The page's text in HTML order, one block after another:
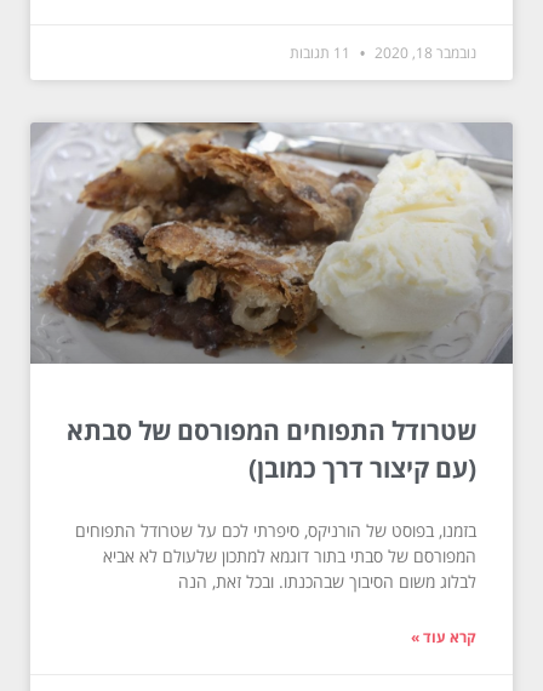
נובמבר 18, 2020
שטרודל התפוחים המפורסם של סבתא
(עם קיצור דרך כמובן)
בזמנו, בפוסט של הורניקס, סיפרתי לכם על שטרודל התפוחים
המפורסם של סבתי בתור דוגמא למתכון שלעולם לא אביא
לבלוג משום הסיבוך שבהכנתו. ובכל זאת, הנה
קרא עוד »